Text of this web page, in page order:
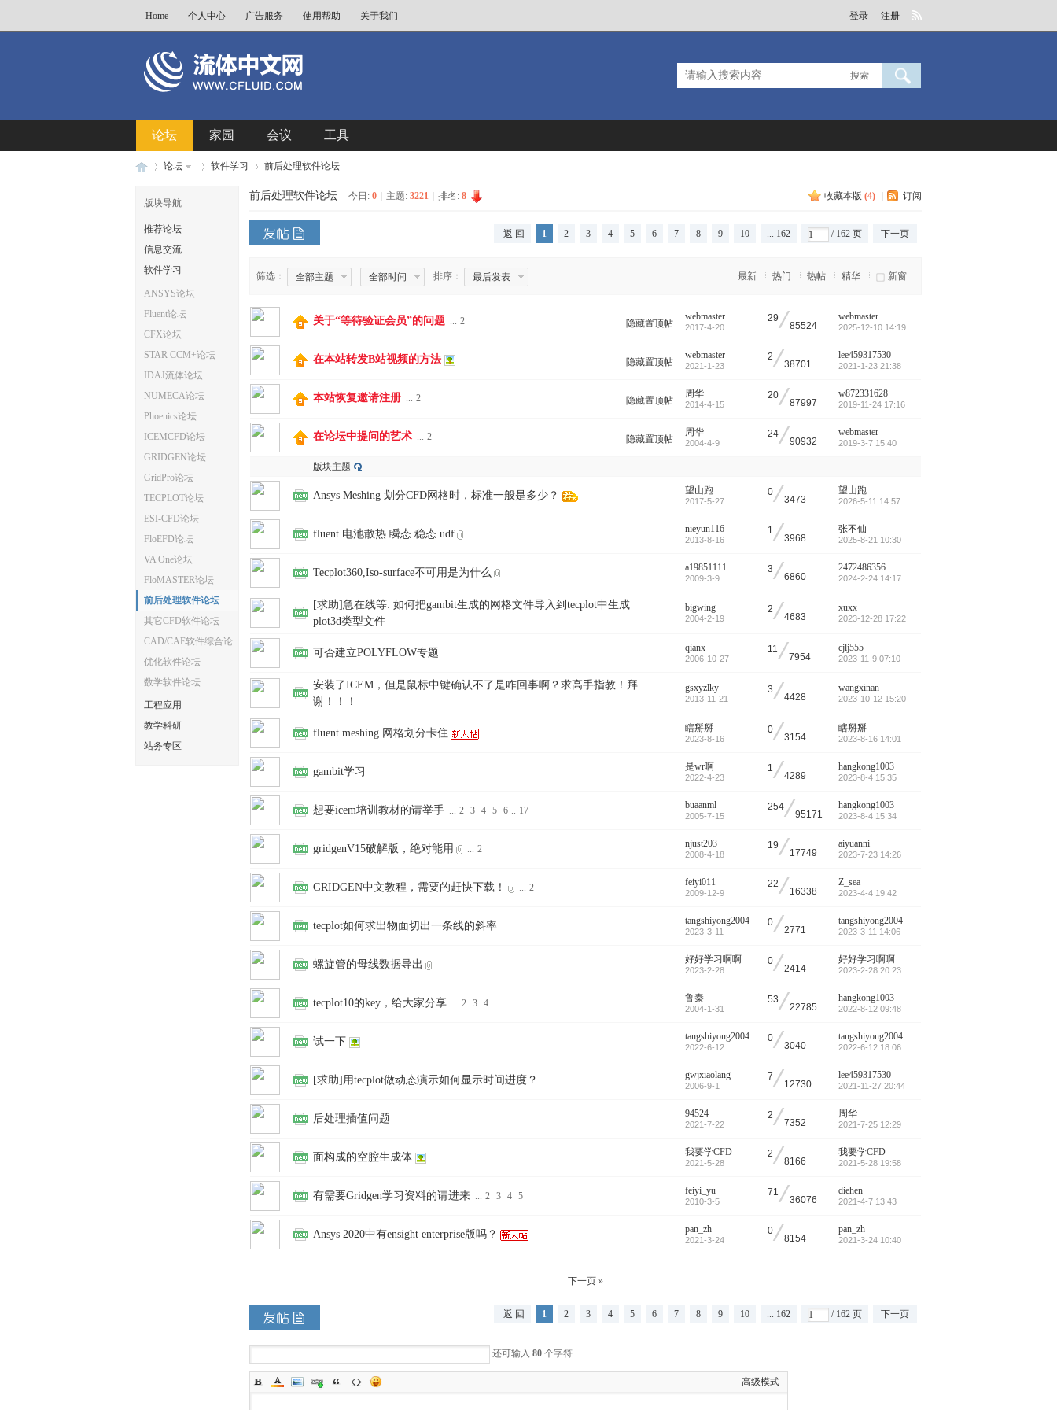
Home 个人中心 广告服务 使用帮助 关于我们 登录 注册
搜索
论坛 家园 会议 工具
流
体
文
»
论坛 软件学习 前后处理软件论坛
版块导航
推荐论坛
信息交流
软件学习
ANSYS论坛
Fluent论坛
CFX论坛
STAR CCM+论坛
IDAJ流体论坛
NUMECA论坛
Phoenics论坛
ICEMCFD论坛
GRIDGEN论坛
GridPro论坛
TECPLOT论坛
ESI-CFD论坛
FloEFD论坛
VA One论坛
FloMASTER论坛
前后处理软件论坛
其它CFD软件论坛
CAD/CAE软件综合论
坛
优化软件论坛
数学软件论坛
工程应用
教学科研
站务专区
收藏本版 (4) 订阅
前后处理软件论坛 今日: 0 主题: 3221 排名: 8
1 2 3 4 5 6 7 8 9 10 ... 162 / 162 页 下一页
返 回
最新 热门 热帖 精华 新窗
筛选： 全部主题 全部时间 排序： 最后发表
隐藏置顶帖
关于“等待验证会员”的问题 ... 2 webmaster
2017-4-20
29/85524
webmaster
2025-12-10 14:19
隐藏置顶帖
在本站转发B站视频的方法 webmaster
2021-1-23
2/38701
lee459317530
2021-1-23 21:38
隐藏置顶帖
本站恢复邀请注册 ... 2 周华
2014-4-15
20/87997
w872331628
2019-11-24 17:16
隐藏置顶帖
在论坛中提问的艺术 ... 2 周华
2004-4-9
24/90932
webmaster
2019-3-7 15:40
版块主题
Ansys Meshing 划分CFD网格时，标准一般是多少？ 望山跑
2017-5-27
0/3473
望山跑
2026-5-11 14:57
fluent 电池散热 瞬态 稳态 udf nieyun116
2013-8-16
1/3968
张不仙
2025-8-21 10:30
Tecplot360,Iso-surface不可用是为什么 a19851111
2009-3-9
3/6860
2472486356
2024-2-24 14:17
[求助]急在线等: 如何把gambit生成的网格文件导入到tecplot中生成
plot3d类型文件
bigwing
2004-2-19
2/4683
xuxx
2023-12-28 17:22
可否建立POLYFLOW专题 qianx
2006-10-27
11/7954
cjlj555
2023-11-9 07:10
安装了ICEM，但是鼠标中键确认不了是咋回事啊？求高手指教！拜
谢！！！
gsxyzlky
2013-11-21
3/4428
wangxinan
2023-10-12 15:20
fluent meshing 网格划分卡住 瞎掰掰
2023-8-16
0/3154
瞎掰掰
2023-8-16 14:01
gambit学习 是wr啊
2022-4-23
1/4289
hangkong1003
2023-8-4 15:35
想要icem培训教材的请举手 ... 2 3 4 5 6 .. 17 buaanml
2005-7-15
254/95171
hangkong1003
2023-8-4 15:34
gridgenV15破解版，绝对能用 ... 2 njust203
2008-4-18
19/17749
aiyuanni
2023-7-23 14:26
GRIDGEN中文教程，需要的赶快下载！ ... 2 feiyi011
2009-12-9
22/16338
Z_sea
2023-4-4 19:42
tecplot如何求出物面切出一条线的斜率 tangshiyong2004
2023-3-11
0/2771
tangshiyong2004
2023-3-11 14:06
螺旋管的母线数据导出 好好学习啊啊
2023-2-28
0/2414
好好学习啊啊
2023-2-28 20:23
tecplot10的key，给大家分享 ... 2 3 4 鲁秦
2004-1-31
53/22785
hangkong1003
2022-8-12 09:48
试一下 tangshiyong2004
2022-6-12
0/3040
tangshiyong2004
2022-6-12 18:06
[求助]用tecplot做动态演示如何显示时间进度？ gwjxiaolang
2006-9-1
7/12730
lee459317530
2021-11-27 20:44
后处理插值问题 94524
2021-7-22
2/7352
周华
2021-7-25 12:29
面构成的空腔生成体 我要学CFD
2021-5-28
2/8166
我要学CFD
2021-5-28 19:58
有需要Gridgen学习资料的请进来 ... 2 3 4 5 feiyi_yu
2010-3-5
71/36076
diehen
2021-4-7 13:43
Ansys 2020中有ensight enterprise版吗？ pan_zh
2021-3-24
0/8154
pan_zh
2021-3-24 10:40
下一页 »
1 2 3 4 5 6 7 8 9 10 ... 162 / 162 页 下一页
返 回
还可输入 80 个字符
高级模式